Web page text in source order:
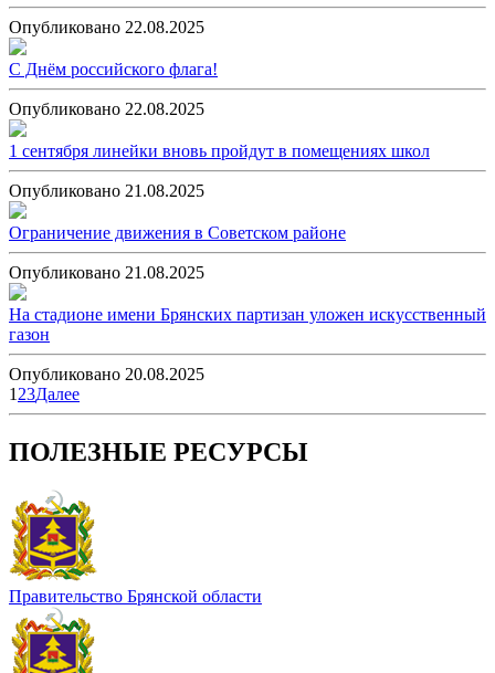
Опубликовано 22.08.2025
С Днём российского флага!
Опубликовано 22.08.2025
1 сентября линейки вновь пройдут в помещениях школ
Опубликовано 21.08.2025
Ограничение движения в Советском районе
Опубликовано 21.08.2025
На стадионе имени Брянских партизан уложен искусственный
газон
Опубликовано 20.08.2025
Пагинация
1 23Далее
ПОЛЕЗНЫЕ РЕСУРСЫ
Правительство Брянской области